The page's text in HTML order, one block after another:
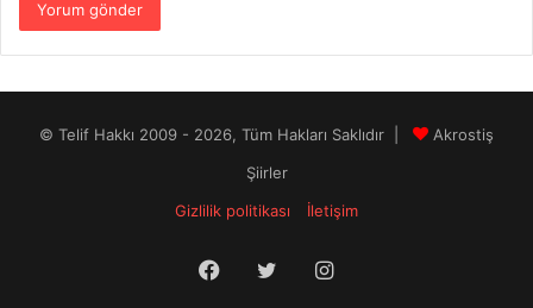
© Telif Hakkı 2009 - 2026, Tüm Hakları Saklıdır |
Akrostiş
Şiirler
Gizlilik politikası
İletişim
Facebook
TwitterInstagram